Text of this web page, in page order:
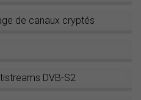
de canaux cryptés
DVB-S2